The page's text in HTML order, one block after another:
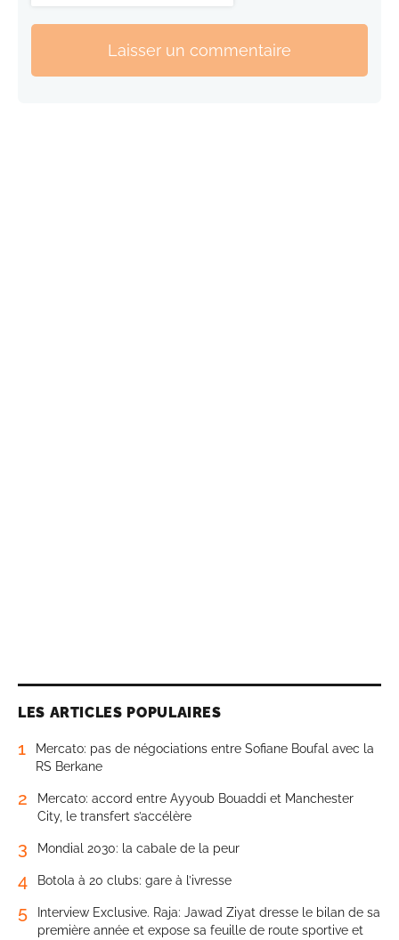
Laisser un commentaire
LES ARTICLES POPULAIRES
1
Mercato: pas de négociations entre Sofiane Boufal avec la
RS Berkane
2
Mercato: accord entre Ayyoub Bouaddi et Manchester
City, le transfert s’accélère
3 Mondial 2030: la cabale de la peur
4 Botola à 20 clubs: gare à l’ivresse
5
Interview Exclusive. Raja: Jawad Ziyat dresse le bilan de sa
première année et expose sa feuille de route sportive et